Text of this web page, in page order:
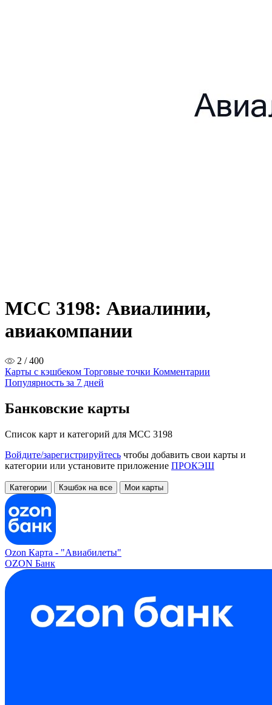
MCC 3198: Авиалинии,
авиакомпании
2 / 400
Карты с кэшбеком Торговые точки Комментарии
Популярность за 7 дней
Банковские карты
Список карт и категорий для MCC 3198
Войдите/зарегистрируйтесь чтобы добавить свои карты и
категории или установите приложение ПРОКЭШ
Категории Кэшбэк на все Мои карты
Ozon Карта - "Авиабилеты"
OZON Банк